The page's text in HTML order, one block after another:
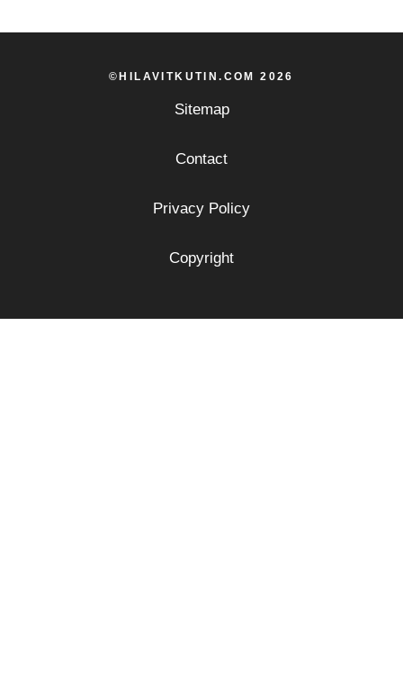
©HILAVITKUTIN.COM 2026
Sitemap
Contact
Privacy Policy
Copyright